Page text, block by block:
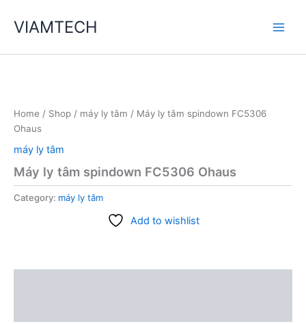
VIAMTECH
Home / Shop / máy ly tâm / Máy ly tâm spindown FC5306
Ohaus
máy ly tâm
Máy ly tâm spindown FC5306 Ohaus
Category: máy ly tâm
Add to wishlist